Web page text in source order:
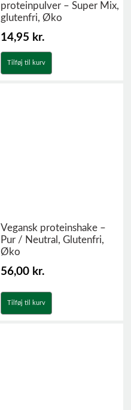
proteinpulver – Super Mix,
glutenfri, Øko
14,95 kr.
Tilføj til kurv
Vegansk proteinshake –
Pur / Neutral, Glutenfri,
Øko
56,00 kr.
Tilføj til kurv